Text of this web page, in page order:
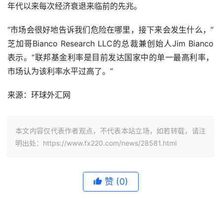
年代以来每次经济衰退来临前的先兆。
“市场会很好地告诉我们危险在哪里，接下来会发生什么，”
芝加哥Bianco Research LLC的总裁兼创始人Jim Bianco
表示。“联邦基金利率是目前发达国家中的单一最高利率，
市场认为该利率水平过高了。”
来源：环球外汇网
本文内容仅代表作者观点，不代表本站立场，如若转载，请注
明出处：https://www.fx220.com/news/28581.html
赞 (0)